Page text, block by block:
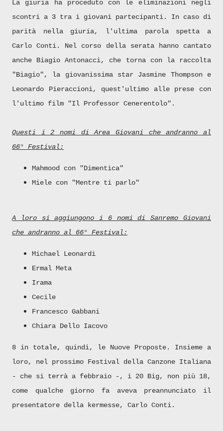
La giuria ha proceduto con le eliminazioni negli
scontri a 3 tra i giovani partecipanti. In caso di
parità nella giuria, l'ultima parola spetta a
Carlo Conti. Nel corso della serata hanno cantato
anche Biagio Antonacci, che torna con la raccolta
"Biagio", la giovanissima star Jasmine Thompson e
Leonardo Pieraccioni, quest'ultimo alle prese con
l'ultimo film "Il Professor Cenerentolo".
Questi i 2 nomi di Area Giovani che andranno al
66° Festival:
Mahmood con "Dimentica"
Miele con "Mentre ti parlo"
A loro si aggiungono i 6 nomi di Sanremo Giovani
che andranno al 66° Festival:
Michael Leonardi
Ermal Meta
Irama
Cecile
Francesco Gabbani
Chiara Dello Iacovo
8 in totale, quindi, le Nuove Proposte. Insieme a
loro, nel prossimo Festival della Canzone Italiana
- che si terrà a febbraio -, i 20 Big, non più 18,
come qualche giorno fa aveva preannunciato il
presentatore della kermesse, Carlo Conti.